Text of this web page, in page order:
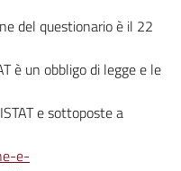
del questionario è il 22
è un obbligo di legge e le
e sottoposte a
e-